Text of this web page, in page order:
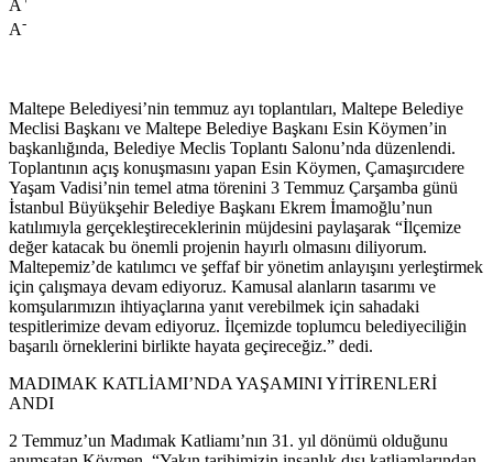
A
A-
Maltepe Belediyesi’nin temmuz ayı toplantıları, Maltepe Belediye
Meclisi Başkanı ve Maltepe Belediye Başkanı Esin Köymen’in
başkanlığında, Belediye Meclis Toplantı Salonu’nda düzenlendi.
Toplantının açış konuşmasını yapan Esin Köymen, Çamaşırcıdere
Yaşam Vadisi’nin temel atma törenini 3 Temmuz Çarşamba günü
İstanbul Büyükşehir Belediye Başkanı Ekrem İmamoğlu’nun
katılımıyla gerçekleştireceklerinin müjdesini paylaşarak “İlçemize
değer katacak bu önemli projenin hayırlı olmasını diliyorum.
Maltepemiz’de katılımcı ve şeffaf bir yönetim anlayışını yerleştirmek
için çalışmaya devam ediyoruz. Kamusal alanların tasarımı ve
komşularımızın ihtiyaçlarına yanıt verebilmek için sahadaki
tespitlerimize devam ediyoruz. İlçemizde toplumcu belediyeciliğin
başarılı örneklerini birlikte hayata geçireceğiz.” dedi.
MADIMAK KATLİAMI’NDA YAŞAMINI YİTİRENLERİ
ANDI
2 Temmuz’un Madımak Katliamı’nın 31. yıl dönümü olduğunu